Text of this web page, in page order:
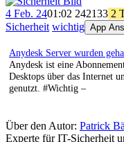
4 Feb. 2401:02 242133 2
Sicherheit wichtig App
Anydesk Server wurden
Anydesk ist eine
Desktops über das Internet
genutzt. #Wichtig –
Über den Autor: Patrick
Experte für IT-Sicherheit